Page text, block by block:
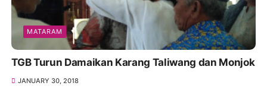
MATARAM
TGB Turun Damaikan Karang Taliwang dan Monjok
JANUARY 30, 2018